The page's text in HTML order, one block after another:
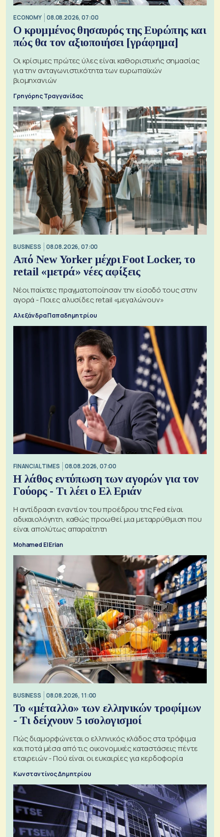
ECONOMY 08.08.2026, 07:00
Ο κρυμμένος θησαυρός της Ευρώπης και
πώς θα τον αξιοποιήσει [γράφημα]
Οι κρίσιμες πρώτες ύλες είναι καθοριστικής σημασίας
για την ανταγωνιστικότητα των ευρωπαϊκών
βιομηχανιών
Γρηγόρης Τραγγανίδας
BUSINESS 08.08.2026, 07:00
Από New Yorker μέχρι Foot Locker, το
retail «μετρά» νέες αφίξεις
Νέοι παίκτες πραγματοποίησαν την είσοδό τους στην
αγορά - Ποιες αλυσίδες retail «μεγαλώνουν»
Αλεξάνδρα Παπαδημητρίου
FINANCIAL TIMES 08.08.2026, 07:00
Η λάθος εντύπωση των αγορών για τον
Γούορς - Τι λέει ο Ελ Εριάν
Η αντίδραση εναντίον του προέδρου της Fed είναι
αδικαιολόγητη, καθώς προωθεί μια μεταρρύθμιση που
είναι απολύτως απαραίτητη
Mohamed El Erian
BUSINESS 08.08.2026, 11:00
Το «μέταλλο» των ελληνικών τροφίμων
- Τι δείχνουν 5 ισολογισμοί
Πώς διαμορφώνεται ο ελληνικός κλάδος στα τρόφιμα
και ποτά μέσα από τις οικονομικές καταστάσεις πέντε
εταιρειών - Πού είναι οι ευκαιρίες για κερδοφορία
Κωνσταντίνος Δημητρίου